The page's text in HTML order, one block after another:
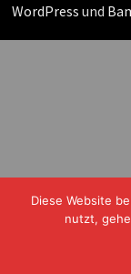
WordPress und
Diese Website
nutzt,